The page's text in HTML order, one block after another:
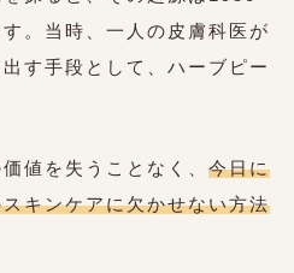
。当時、一人の皮膚科医が
す手段として、ハーブピー
値を失うことなく、 今日に
キンケアに欠かせない方法